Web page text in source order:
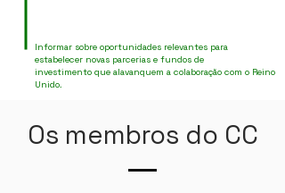
Informar sobre oportunidades relevantes para
estabelecer novas parcerias e fundos de
investimento que alavanquem a colaboração com o Reino
Unido.
Os membros do CC